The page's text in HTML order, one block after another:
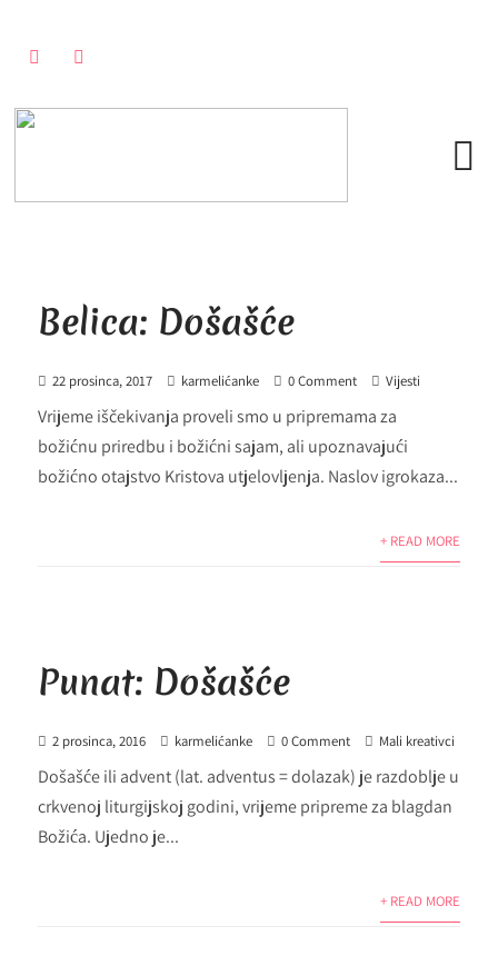
Belica: Došašće
22 prosinca, 2017 karmelićanke 0 Comment Vijesti
Vrijeme iščekivanja proveli smo u pripremama za
božićnu priredbu i božićni sajam, ali upoznavajući
božićno otajstvo Kristova utjelovljenja. Naslov igrokaza...
+ READ MORE
Punat: Došašće
2 prosinca, 2016 karmelićanke 0 Comment Mali kreativci
Došašće ili advent (lat. adventus = dolazak) je razdoblje u
crkvenoj liturgijskoj godini, vrijeme pripreme za blagdan
Božića. Ujedno je...
+ READ MORE